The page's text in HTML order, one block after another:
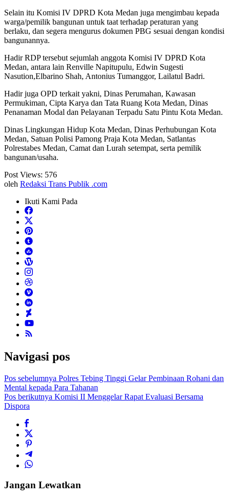
Selain itu Komisi IV DPRD Kota Medan juga mengimbau kepada
warga/pemilik bangunan untuk taat terhadap peraturan yang
berlaku, dan segera mengurus dokumen PBG sesuai dengan kondisi
bangunannya.
Hadir RDP tersebut sejumlah anggota Komisi IV DPRD Kota
Medan, antara lain Renville Napitupulu, Edwin Sugesti
Nasution,Elbarino Shah, Antonius Tumanggor, Lailatul Badri.
Hadir juga OPD terkait yakni, Dinas Perumahan, Kawasan
Permukiman, Cipta Karya dan Tata Ruang Kota Medan, Dinas
Penanaman Modal dan Pelayanan Terpadu Satu Pintu Kota Medan.
Dinas Lingkungan Hidup Kota Medan, Dinas Perhubungan Kota
Medan, Satuan Polisi Pamong Praja Kota Medan, Satlantas
Polrestabes Medan, Camat dan Lurah setempat, serta pemilik
bangunan/usaha.
Post Views: 576
oleh Redaksi Trans Publik .com
Ikuti Kami Pada
Navigasi pos
Pos sebelumnya Polres Tebing Tinggi Gelar Pembinaan Rohani dan
Mental kepada Para Tahanan
Pos berikutnya Komisi II Menggelar Rapat Evaluasi Bersama
Dispora
Jangan Lewatkan